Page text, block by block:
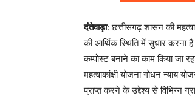
दंतेवाड़ा: छत्तीसगढ़ शासन की
की आर्थिक स्थिति में सुधार करना
कम्पोस्ट बनाने का काम किया जा
महत्वाकांक्षी योजना गोधन न्याय
प्राप्त करने के उद्देश्य से विभिन्न